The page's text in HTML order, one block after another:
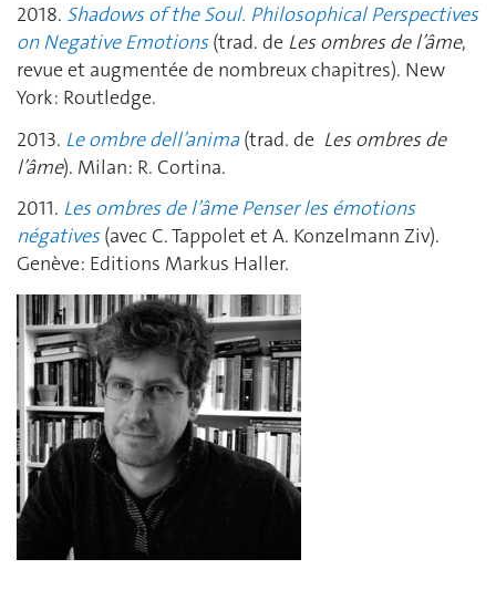
2018. Shadows of the Soul. Philosophical Perspectives
on Negative Emotions (trad. de Les ombres de l’âme,
revue et augmentée de nombreux chapitres). New
York: Routledge.
2013. Le ombre dell’anima(trad. de Les ombres de
l’âme). Milan: R. Cortina.
2011. Les ombres de l’âme Penser les émotions
négatives(avec C. Tappolet et A. Konzelmann Ziv).
Genève: Editions Markus Haller.